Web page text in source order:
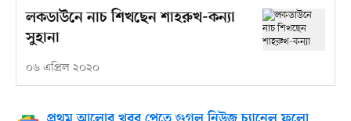
লকডাউনে নাচ শিখছেন শাহরুখ-কন্যা
সুহানা
০৬ এপ্রিল ২০২০